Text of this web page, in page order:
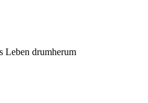
Leben drumherum